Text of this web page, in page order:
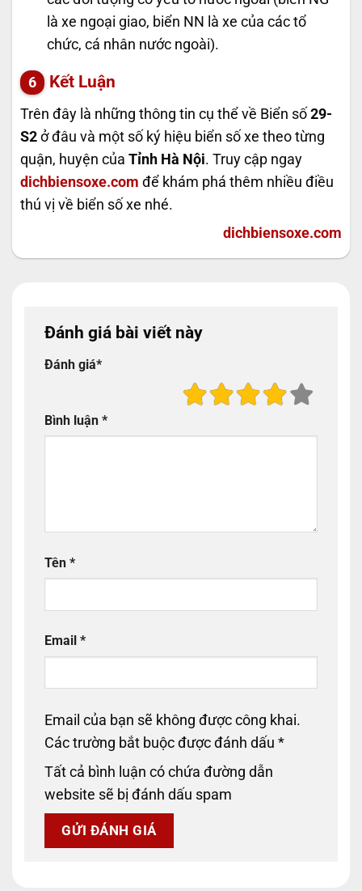
là xe ngoại giao, biển NN là xe của các tổ
chức, cá nhân nước ngoài).
Kết Luận
Trên đây là những thông tin cụ thể về Biển số 29-
S2 ở đâu và một số ký hiệu biển số xe theo từng
quận, huyện của Tỉnh Hà Nội. Truy cập ngay
dichbiensoxe.com để khám phá thêm nhiều điều
thú vị về biển số xe nhé.
dichbiensoxe.com
Đánh giá bài viết này
Đánh giá*
Bình luận *
Tên *
Email *
Email của bạn sẽ không được công khai.
Các trường bắt buộc được đánh dấu *
Tất cả bình luận có chứa đường dẫn
website sẽ bị đánh dấu spam